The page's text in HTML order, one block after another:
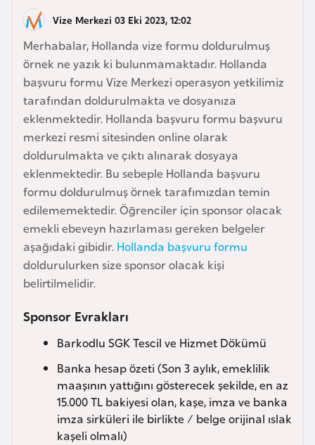
Vize Merkezi 03 Eki 2023, 12:02
Merhabalar, Hollanda vize formu doldurulmuş
örnek ne yazık ki bulunmamaktadır. Hollanda
başvuru formu Vize Merkezi operasyon yetkilimiz
tarafından doldurulmakta ve dosyanıza
eklenmektedir. Hollanda başvuru formu başvuru
merkezi resmi sitesinden online olarak
doldurulmakta ve çıktı alınarak dosyaya
eklenmektedir. Bu sebeple Hollanda başvuru
formu doldurulmuş örnek tarafımızdan temin
edilememektedir. Öğrenciler için sponsor olacak
emekli ebeveyn hazırlaması gereken belgeler
aşağıdaki gibidir. Hollanda başvuru formu
doldurulurken size sponsor olacak kişi
belirtilmelidir.
Sponsor Evrakları
Barkodlu SGK Tescil ve Hizmet Dökümü
Banka hesap özeti (Son 3 aylık, emeklilik
maaşının yattığını gösterecek şekilde, en az
15.000 TL bakiyesi olan, kaşe, imza ve banka
imza sirküleri ile birlikte / belge orijinal ıslak
kaşeli olmalı)
c
a
n
B
a
h
r
e
y
n
B
a
n
g
l